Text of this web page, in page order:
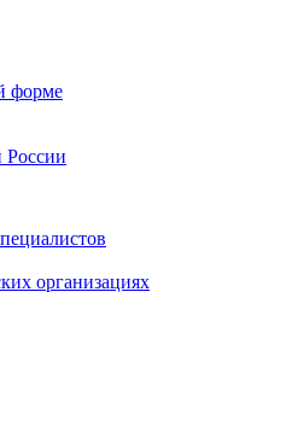
форме
России
организациях